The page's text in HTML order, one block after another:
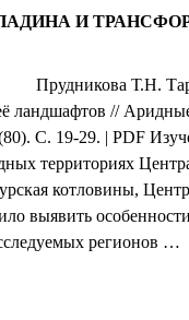
И
Прудникова Т.Н.
ландшафтов //
С. 19-29. | PDF
территориях
котловины,
выявить особенности
регионов …